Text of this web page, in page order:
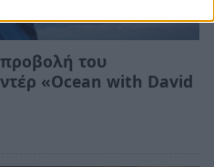
του
«Ocean with David